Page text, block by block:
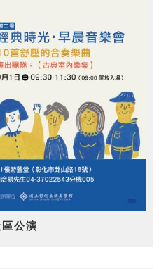
公演